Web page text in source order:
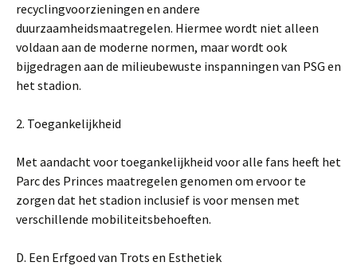
recyclingvoorzieningen en andere
duurzaamheidsmaatregelen. Hiermee wordt niet alleen
voldaan aan de moderne normen, maar wordt ook
bijgedragen aan de milieubewuste inspanningen van PSG en
het stadion.
2. Toegankelijkheid
Met aandacht voor toegankelijkheid voor alle fans heeft het
Parc des Princes maatregelen genomen om ervoor te
zorgen dat het stadion inclusief is voor mensen met
verschillende mobiliteitsbehoeften.
D. Een Erfgoed van Trots en Esthetiek